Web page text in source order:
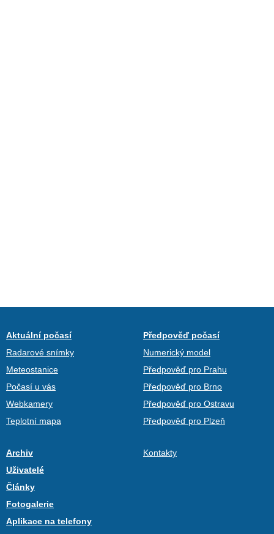
Aktuální počasí
Radarové snímky
Meteostanice
Počasí u vás
Webkamery
Teplotní mapa
Předpověď počasí
Numerický model
Předpověď pro Prahu
Předpověď pro Brno
Předpověď pro Ostravu
Předpověď pro Plzeň
Archiv
Uživatelé
Články
Fotogalerie
Aplikace na telefony
Kontakty